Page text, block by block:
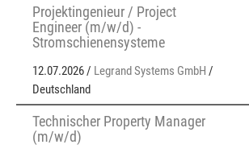
Projektingenieur / Project
Engineer (m/w/d) -
Stromschienensysteme
12.07.2026 / Legrand Systems GmbH /
Deutschland
Technischer Property Manager
(m/w/d)